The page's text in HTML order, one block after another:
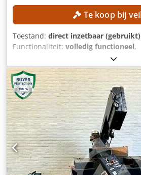
Te koop bij
Toestand: direct inzetbaar (gebruikt)
Functionaliteit: volledig functioneel,
0312101
mm, totaalgewicht:3.000 kg,
TECHNISCHE GEGEVENS
stations: 1 stuk Stationstype:
Maximale werkbreedte: 550 mm
Vermogen: 32 kW Besturing:
Droog Afmetingen en gewicht
x 2.700 x 2.900 mm Leeggewicht:
Transportverpakkingen: 2 stuks